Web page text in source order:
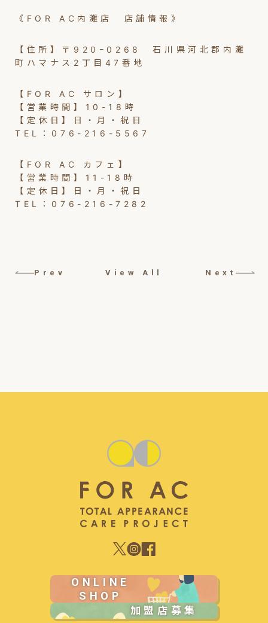
《FOR AC内灘店 店舗情報》
【住所】〒920ｰ0268 石川県河北郡内灘
町ハマナス2丁目47番地
【FOR AC サロン】
【営業時間】10-18時
【定休日】日・月・祝日
TEL：076-216-5567
【FOR AC カフェ】
【営業時間】11-18時
【定休日】日・月・祝日
TEL：076-216-7282
Prev View All Next
ONLINE
SHOP
加盟店募集